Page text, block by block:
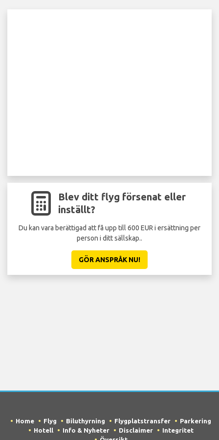
Blev ditt flyg försenat eller
inställt?
Du kan vara berättigad att få upp till 600 EUR i ersättning per
person i ditt sällskap..
GÖR ANSPRÅK NU!
Home Flyg Biluthyrning Flygplatstransfer
Parkering
Hotell
Info & Nyheter Disclaimer
Integritet